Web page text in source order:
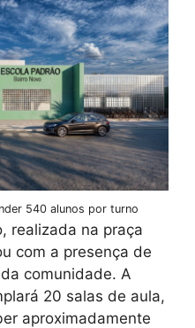
540 alunos por turno
realizada na praça
com a presença de
comunidade. A
20 salas de aula,
aproximadamente